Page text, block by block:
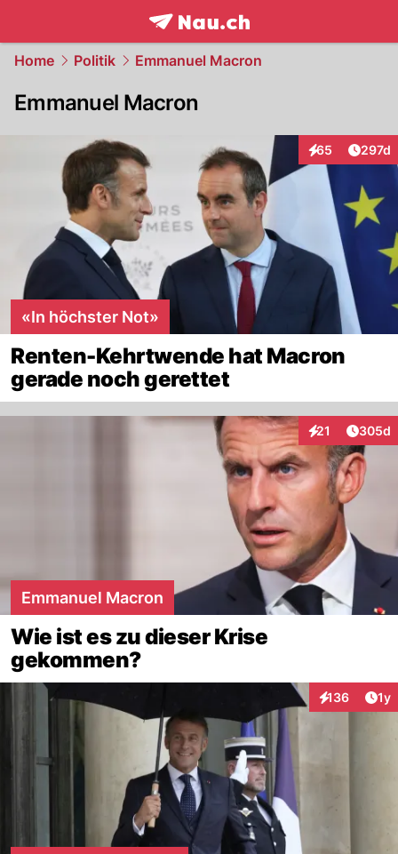
frontpage.NAU.ch
Home Politik Emmanuel Macron
Emmanuel Macron
65
Interaktionen
297d
«In höchster Not»
Renten-Kehrtwende hat Macron
gerade noch gerettet
21
Interaktionen
305d
Emmanuel Macron
Wie ist es zu dieser Krise
gekommen?
136
Interaktionen
1y